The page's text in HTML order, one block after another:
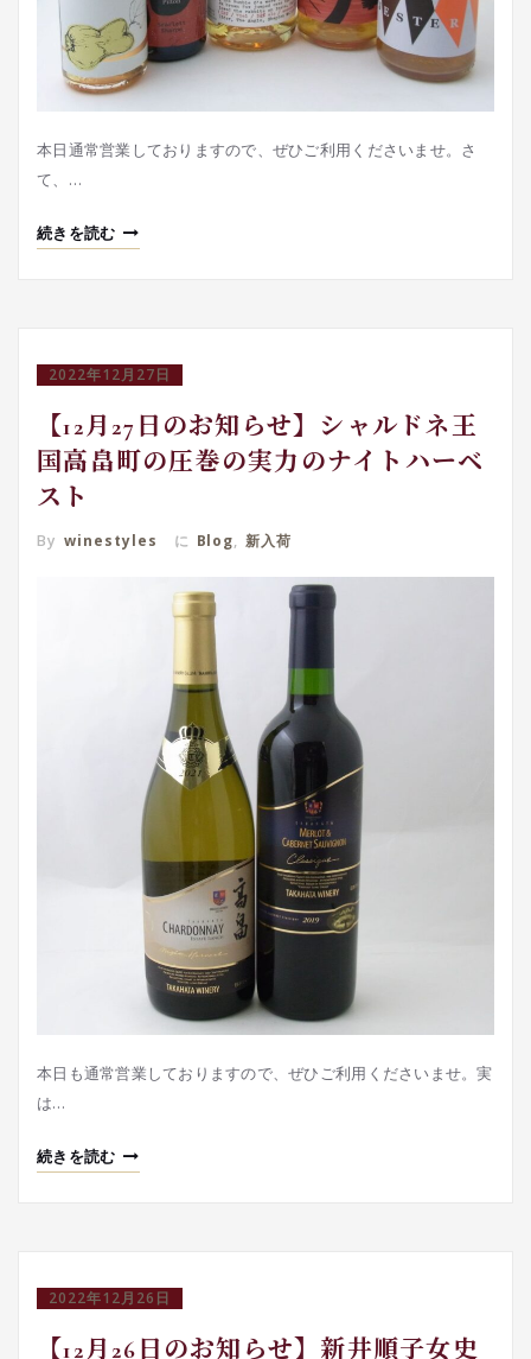
本日通常営業しておりますので、ぜひご利用くださいませ。さ
て、…
続きを読む
2022年12月27日
【12月27日のお知らせ】シャルドネ王
国高畠町の圧巻の実力のナイトハーベ
スト
By winestyles に Blog, 新入荷
本日も通常営業しておりますので、ぜひご利用くださいませ。実
は…
続きを読む
2022年12月26日
【12月26日のお知らせ】新井順子女史